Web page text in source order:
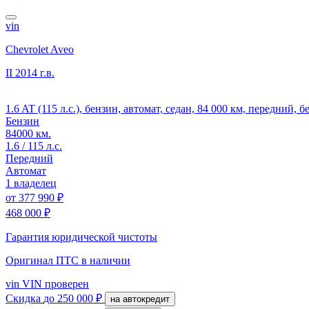
vin
Chevrolet Aveo
II 2014 г.в.
1.6 AT (115 л.с.), бензин, автомат, седан, 84 000 км, передний,
Бензин
84000 км.
1.6 / 115 л.с.
Передний
Автомат
1 владелец
от 377 990 ₽
468 000 ₽
Гарантия юридической чистоты
Оригинал ПТС в наличии
vin VIN проверен
Скидка до 250 000 ₽ на автокредит